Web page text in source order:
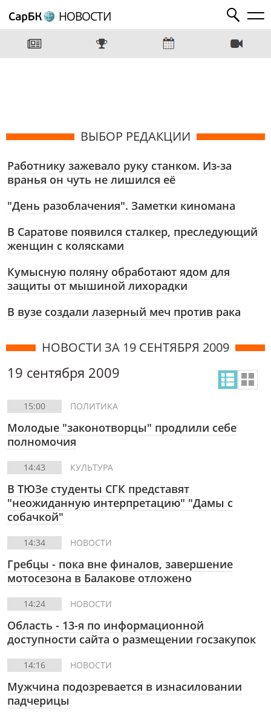
НОВОСТИ
ВЫБОР РЕДАКЦИИ
Работнику зажевало руку станком. Из-за
вранья он чуть не лишился её
"День разоблачения". Заметки киномана
В Саратове появился сталкер, преследующий
женщин с колясками
Кумысную поляну обработают ядом для
защиты от мышиной лихорадки
В вузе создали лазерный меч против рака
НОВОСТИ ЗА 19 СЕНТЯБРЯ 2009
19 сентября 2009
15:00 ПОЛИТИКА
Молодые "законотворцы" продлили себе
полномочия
14:43 КУЛЬТУРА
В ТЮЗе студенты СГК представят
"неожиданную интерпретацию" "Дамы с
собачкой"
14:34 НОВОСТИ
Гребцы - пока вне финалов, завершение
мотосезона в Балакове отложено
14:24 НОВОСТИ
Область - 13-я по информационной
доступности сайта о размещении госзакупок
14:16 НОВОСТИ
Мужчина подозревается в изнасиловании
падчерицы